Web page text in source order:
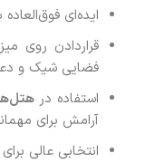
ایده‌ای
قراردادن روی
فضایی شیک و
استفاده در
آرامش برای
انتخابی عالی